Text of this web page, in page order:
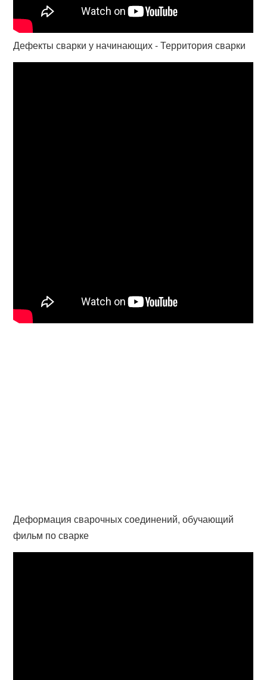
Дефекты сварки у начинающих - Территория сварки
Деформация сварочных соединений, обучающий
фильм по сварке